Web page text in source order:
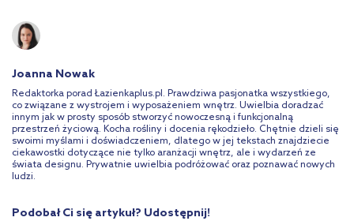
Joanna Nowak
Redaktorka porad Łazienkaplus.pl. Prawdziwa pasjonatka wszystkiego,
co związane z wystrojem i wyposażeniem wnętrz. Uwielbia doradzać
innym jak w prosty sposób stworzyć nowoczesną i funkcjonalną
przestrzeń życiową. Kocha rośliny i docenia rękodzieło. Chętnie dzieli się
swoimi myślami i doświadczeniem, dlatego w jej tekstach znajdziecie
ciekawostki dotyczące nie tylko aranżacji wnętrz, ale i wydarzeń ze
świata designu. Prywatnie uwielbia podróżować oraz poznawać nowych
ludzi.
Podobał Ci się artykuł? Udostępnij!